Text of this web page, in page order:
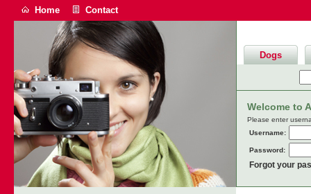
Home Contact
Dogs
Welcome to
Please enter
Username:
Password:
Forgot your